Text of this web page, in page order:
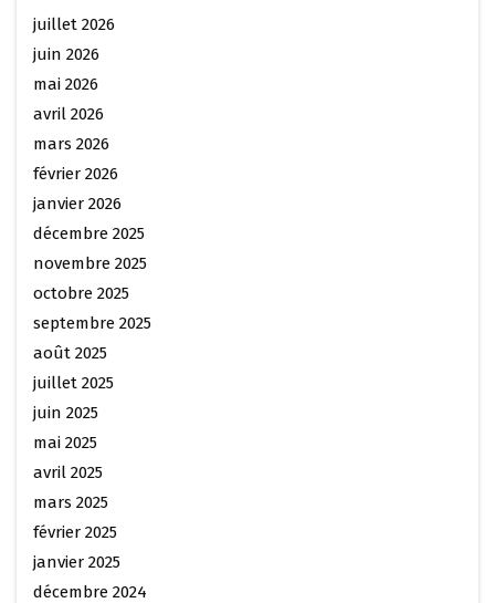
juillet 2026
juin 2026
mai 2026
avril 2026
mars 2026
février 2026
janvier 2026
décembre 2025
novembre 2025
octobre 2025
septembre 2025
août 2025
juillet 2025
juin 2025
mai 2025
avril 2025
mars 2025
février 2025
janvier 2025
décembre 2024